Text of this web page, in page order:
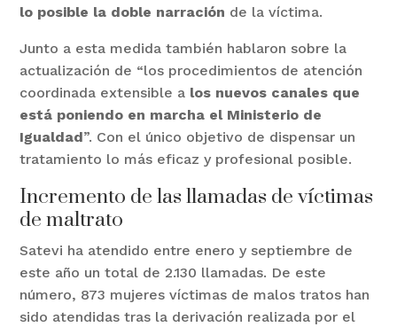
lo posible la doble narración de la víctima.
Junto a esta medida también hablaron sobre la
actualización de “los procedimientos de atención
coordinada extensible a los nuevos canales que
está poniendo en marcha el Ministerio de
Igualdad”. Con el único objetivo de dispensar un
tratamiento lo más eficaz y profesional posible.
Incremento de las llamadas de víctimas
de maltrato
Satevi ha atendido entre enero y septiembre de
este año un total de 2.130 llamadas. De este
número, 873 mujeres víctimas de malos tratos han
sido atendidas tras la derivación realizada por el